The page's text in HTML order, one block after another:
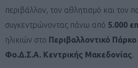
περιβάλλον, τον αθλητισμό και τον
συγκεντρώνοντας πάνω από 5.000
ηλικιών στο Περιβαλλοντικό
Φο.Δ.Σ.Α. Κεντρικής Μακεδονίας.